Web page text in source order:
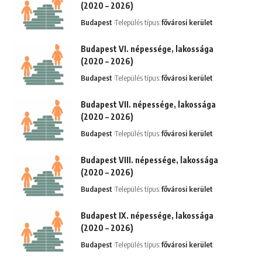
(2020 – 2026)
Budapest Település típus:fővárosi kerület
Budapest VI. népessége, lakossága
(2020 – 2026)
Budapest Település típus:fővárosi kerület
Budapest VII. népessége, lakossága
(2020 – 2026)
Budapest Település típus:fővárosi kerület
Budapest VIII. népessége, lakossága
(2020 – 2026)
Budapest Település típus:fővárosi kerület
Budapest IX. népessége, lakossága
(2020 – 2026)
Budapest Település típus:fővárosi kerület